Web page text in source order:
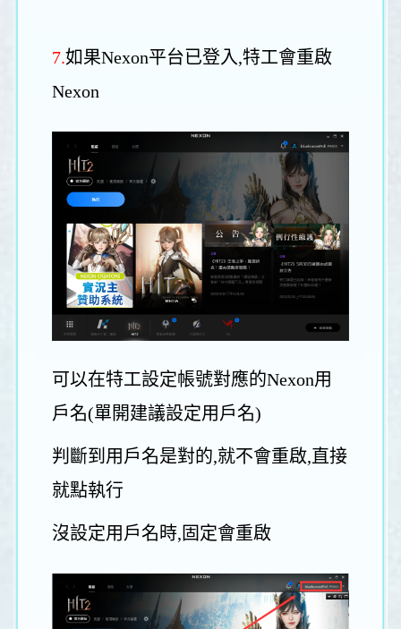
7.如果Nexon平台已登入,特工會重啟
Nexon
可以在特工設定帳號對應的Nexon用
戶名(單開建議設定用戶名)
判斷到用戶名是對的,就不會重啟,直接
就點執行
沒設定用戶名時,固定會重啟